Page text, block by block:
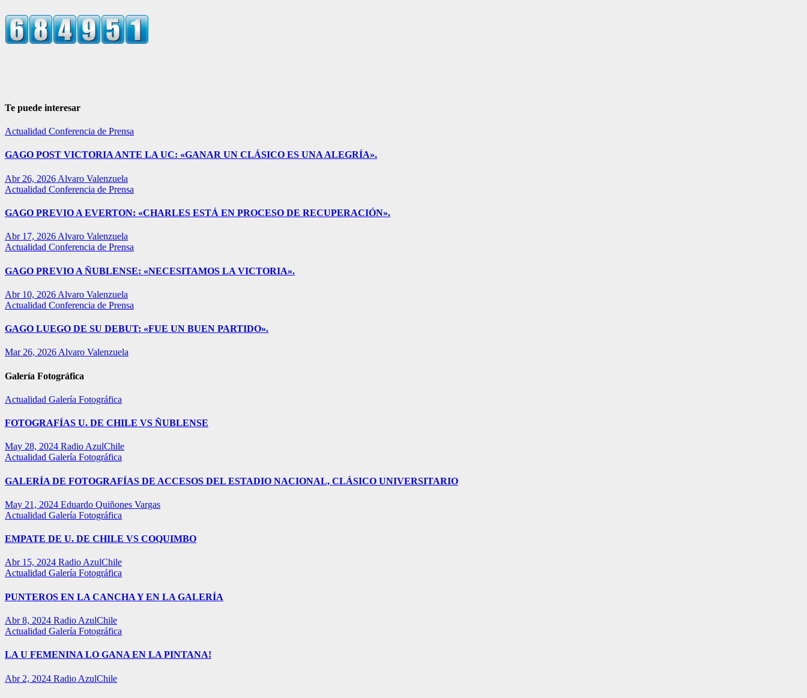
Te puede interesar
Actualidad Conferencia de Prensa
GAGO POST VICTORIA ANTE LA UC: «GANAR UN CLÁSICO ES UNA ALEGRÍA».
Abr 26, 2026 Alvaro Valenzuela
Actualidad Conferencia de Prensa
GAGO PREVIO A EVERTON: «CHARLES ESTÁ EN PROCESO DE RECUPERACIÓN».
Abr 17, 2026 Alvaro Valenzuela
Actualidad Conferencia de Prensa
GAGO PREVIO A ÑUBLENSE: «NECESITAMOS LA VICTORIA».
Abr 10, 2026 Alvaro Valenzuela
Actualidad Conferencia de Prensa
GAGO LUEGO DE SU DEBUT: «FUE UN BUEN PARTIDO».
Mar 26, 2026 Alvaro Valenzuela
Galería Fotográfica
Actualidad Galería Fotográfica
FOTOGRAFÍAS U. DE CHILE VS ÑUBLENSE
May 28, 2024 Radio AzulChile
Actualidad Galería Fotográfica
GALERÍA DE FOTOGRAFÍAS DE ACCESOS DEL ESTADIO NACIONAL, CLÁSICO UNIVERSITARIO
May 21, 2024 Eduardo Quiñones Vargas
Actualidad Galería Fotográfica
EMPATE DE U. DE CHILE VS COQUIMBO
Abr 15, 2024 Radio AzulChile
Actualidad Galería Fotográfica
PUNTEROS EN LA CANCHA Y EN LA GALERÍA
Abr 8, 2024 Radio AzulChile
Actualidad Galería Fotográfica
LA U FEMENINA LO GANA EN LA PINTANA!
Abr 2, 2024 Radio AzulChile